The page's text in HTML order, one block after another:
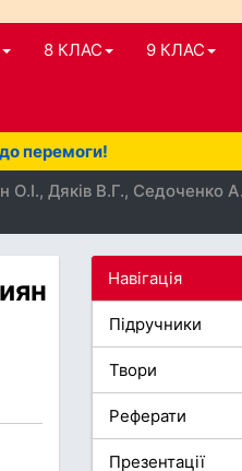
8 КЛАС 9 КЛАС
перемоги!
Дяків В.Г., Седоченко
Навігація
Підручники
Твори
Реферати
Презентації